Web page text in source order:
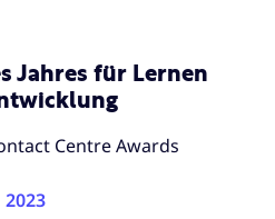
Jahres für Lernen
Centre Awards
2023